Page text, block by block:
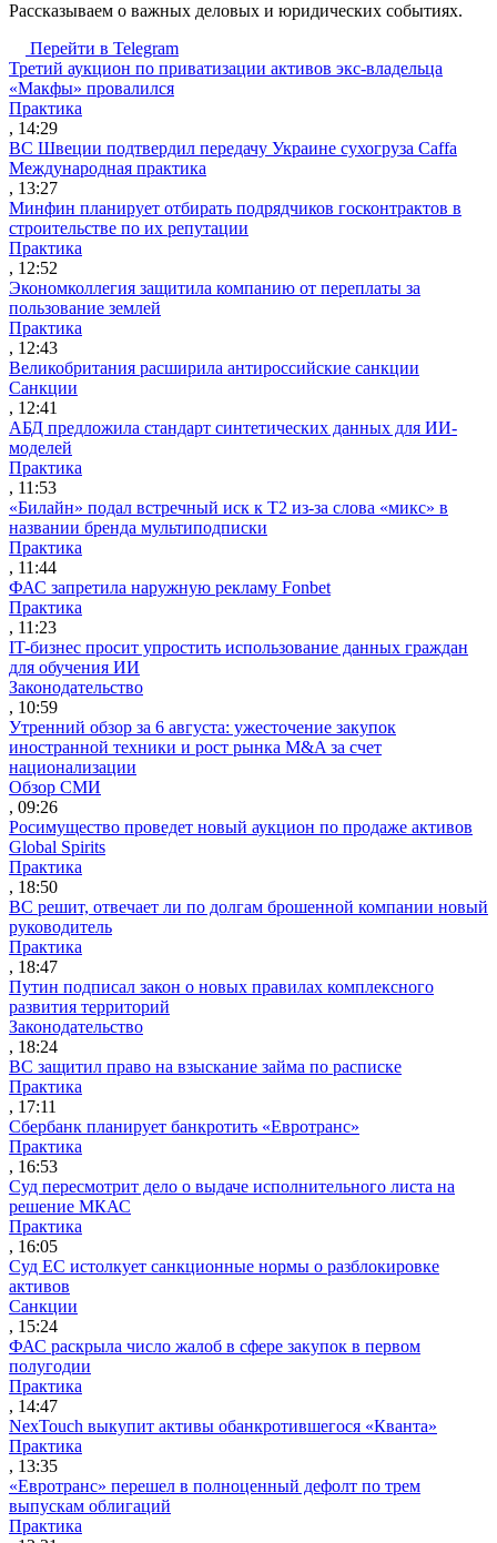
Рассказываем о важных деловых и юридических событиях.
Перейти в Telegram
Третий аукцион по приватизации активов экс-владельца
«Макфы» провалился
Практика
, 14:29
ВС Швеции подтвердил передачу Украине сухогруза Caffa
Международная практика
, 13:27
Минфин планирует отбирать подрядчиков госконтрактов в
строительстве по их репутации
Практика
, 12:52
Экономколлегия защитила компанию от переплаты за
пользование землей
Практика
, 12:43
Великобритания расширила антироссийские санкции
Санкции
, 12:41
АБД предложила стандарт синтетических данных для ИИ-
моделей
Практика
, 11:53
«Билайн» подал встречный иск к Т2 из-за слова «микс» в
названии бренда мультиподписки
Практика
, 11:44
ФАС запретила наружную рекламу Fonbet
Практика
, 11:23
IT-бизнес просит упростить использование данных граждан
для обучения ИИ
Законодательство
, 10:59
Утренний обзор за 6 августа: ужесточение закупок
иностранной техники и рост рынка M&A за счет
национализации
Обзор СМИ
, 09:26
Росимущество проведет новый аукцион по продаже активов
Global Spirits
Практика
, 18:50
ВС решит, отвечает ли по долгам брошенной компании новый
руководитель
Практика
, 18:47
Путин подписал закон о новых правилах комплексного
развития территорий
Законодательство
, 18:24
ВС защитил право на взыскание займа по расписке
Практика
, 17:11
Сбербанк планирует банкротить «Евротранс»
Практика
, 16:53
Суд пересмотрит дело о выдаче исполнительного листа на
решение МКАС
Практика
, 16:05
Суд ЕС истолкует санкционные нормы о разблокировке
активов
Санкции
, 15:24
ФАС раскрыла число жалоб в сфере закупок в первом
полугодии
Практика
, 14:47
NexTouch выкупит активы обанкротившегося «Кванта»
Практика
, 13:35
«Евротранс» перешел в полноценный дефолт по трем
выпускам облигаций
Практика